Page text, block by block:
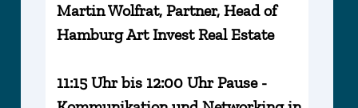
Martin Wolfrat, Partner, Head of
Hamburg Art Invest Real Estate
11:15 Uhr bis 12:00 Uhr Pause -